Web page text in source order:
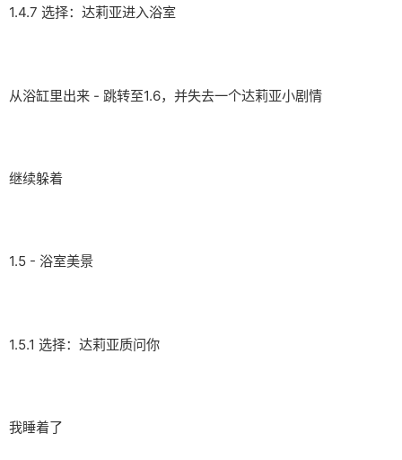
1.4.7 选择：达莉亚进入浴室
从浴缸里出来 - 跳转至1.6，并失去一个达莉亚小剧情
继续躲着
1.5 - 浴室美景
1.5.1 选择：达莉亚质问你
我睡着了